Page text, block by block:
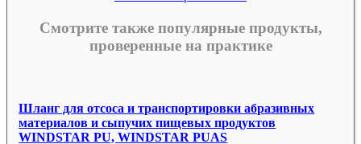
Смотрите также популярные продукты,
проверенные на практике
Шланг для отсоса и транспортировки абразивных
материалов и сыпучих пищевых продуктов
WINDSTAR PU, WINDSTAR PUAS